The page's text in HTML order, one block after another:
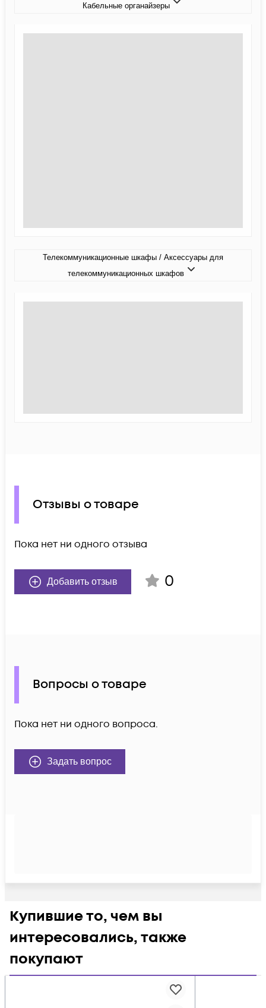
Кабельные органайзеры
Телекоммуникационные шкафы / Аксессуары для
телекоммуникационных шкафов
Отзывы о товаре
Пока нет ни одного отзыва
Добавить отзыв 0
Вопросы о товаре
Пока нет ни одного вопроса.
Задать вопрос
Купившие то, чем вы
интересовались, также
покупают